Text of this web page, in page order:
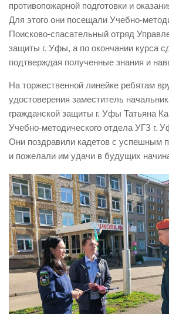
СМИ о нас
Наша работа
Фотогалерея
Обращения
Контакты
Вакансии
противопожарной подготовки и
Для этого они посещали Учебно-
Поисково-спасательный отряд
защиты г. Уфы, а по окончании курса
подтверждая полученные знания и
На торжественной линейке ребятам
удостоверения заместитель
гражданской защиты г. Уфы Татьяна
Учебно-методического отдела УГЗ г.
Они поздравили кадетов с успешным
и пожелали им удачи в будущих